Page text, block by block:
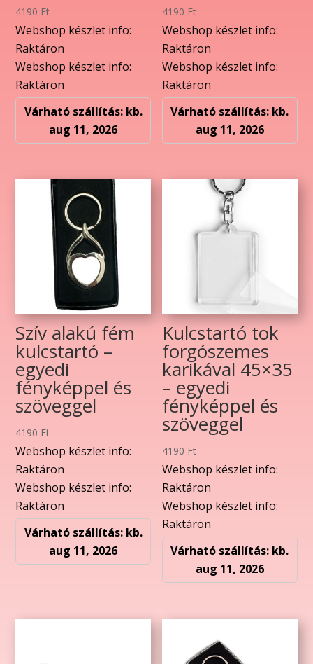
4190 Ft
Webshop készlet info:
Raktáron
Webshop készlet info:
Raktáron
Várható szállítás: kb.
aug 11, 2026
4190 Ft
Webshop készlet info:
Raktáron
Webshop készlet info:
Raktáron
Várható szállítás: kb.
aug 11, 2026
Szív alakú fém
kulcstartó –
egyedi
fényképpel és
szöveggel
4190 Ft
Webshop készlet info:
Raktáron
Webshop készlet info:
Raktáron
Várható szállítás: kb.
aug 11, 2026
Kulcstartó tok
forgószemes
karikával 45×35
– egyedi
fényképpel és
szöveggel
4190 Ft
Webshop készlet info:
Raktáron
Webshop készlet info:
Raktáron
Várható szállítás: kb.
aug 11, 2026